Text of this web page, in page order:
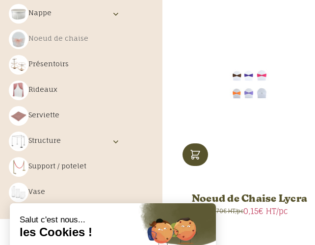
Nappe
Noeud de chaise
Présentoirs
Rideaux
Serviette
Structure
Support / potelet
Vase
Noeud de Chaise Lycra
0,70€ HT/pc0,15€ HT/pc